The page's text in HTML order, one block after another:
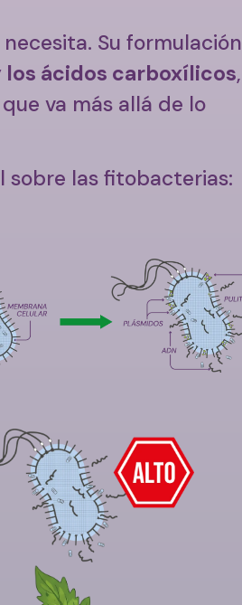
Su formulación
los ácidos carboxílicos,
va más allá de lo
sobre las fitobacterias: